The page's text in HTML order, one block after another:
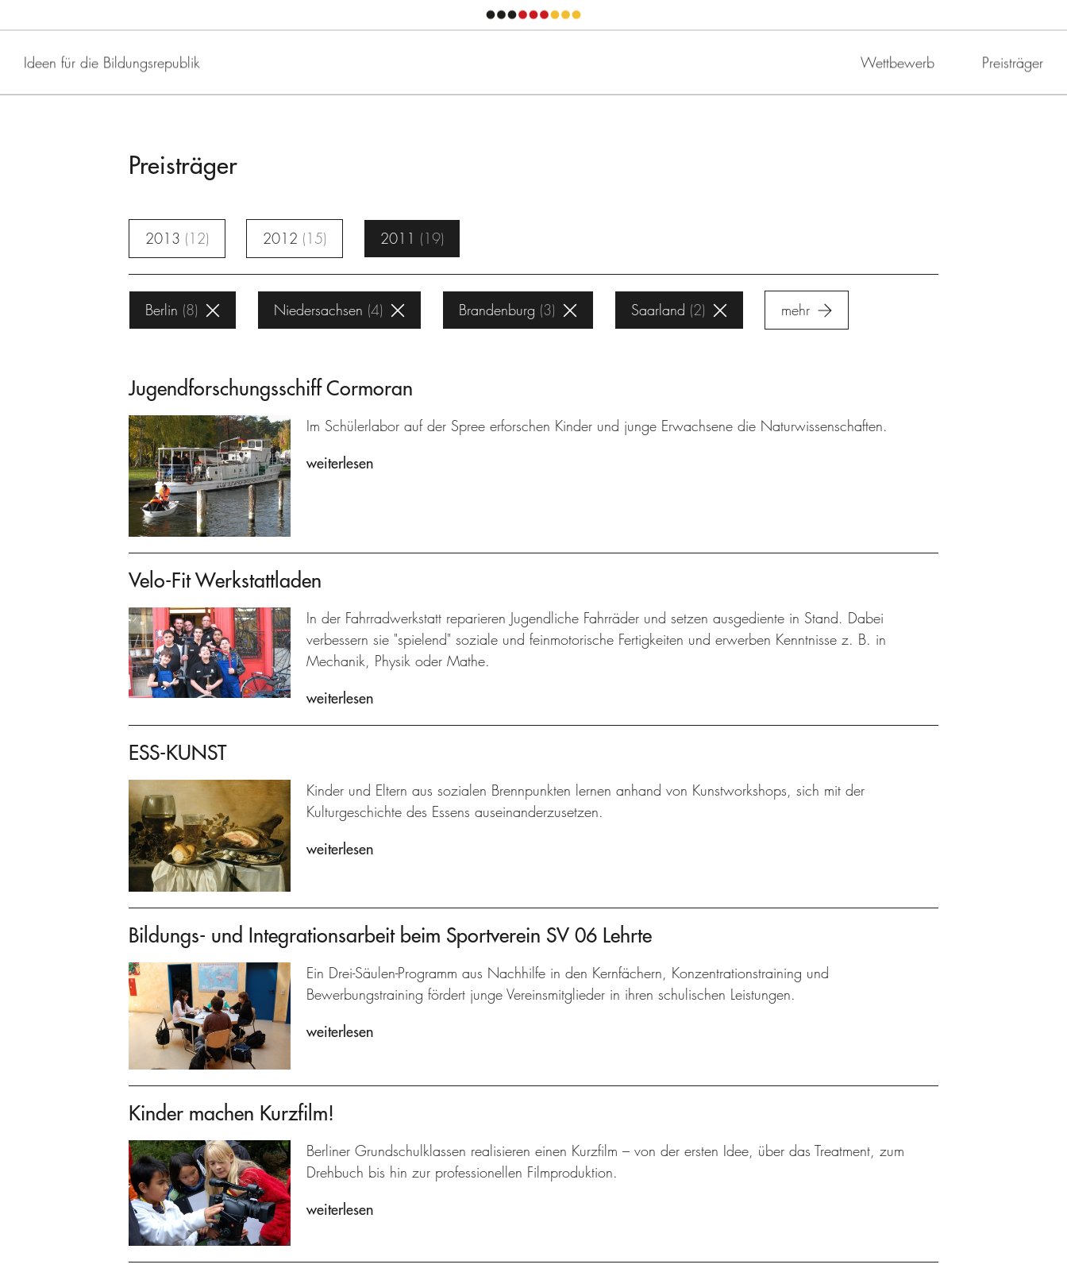
Ideen für die Bildungsrepublik Wettbewerb Preisträger
Preisträger
2013 12 2012 15 2011 19
Berlin 8 Niedersachsen 4 Brandenburg 3 Saarland 2 mehr
Jugendforschungsschiff Cormoran
Im Schülerlabor auf der Spree erforschen Kinder und junge Erwachsene die Naturwissenschaften.
weiterlesen
Velo-Fit Werkstattladen
In der Fahrradwerkstatt reparieren Jugendliche Fahrräder und setzen ausgediente in Stand. Dabei
verbessern sie "spielend" soziale und feinmotorische Fertigkeiten und erwerben Kenntnisse z. B. in
Mechanik, Physik oder Mathe.
weiterlesen
ESS-KUNST
Kinder und Eltern aus sozialen Brennpunkten lernen anhand von Kunstworkshops, sich mit der
Kulturgeschichte des Essens auseinanderzusetzen.
weiterlesen
Bildungs- und Integrationsarbeit beim Sportverein SV 06 Lehrte
Ein Drei-Säulen-Programm aus Nachhilfe in den Kernfächern, Konzentrationstraining und
Bewerbungstraining fördert junge Vereinsmitglieder in ihren schulischen Leistungen.
weiterlesen
Kinder machen Kurzfilm!
Berliner Grundschulklassen realisieren einen Kurzfilm – von der ersten Idee, über das Treatment, zum
Drehbuch bis hin zur professionellen Filmproduktion.
weiterlesen